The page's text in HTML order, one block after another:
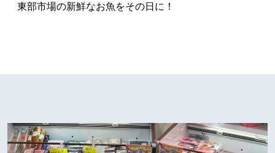
東部市場の新鮮なお魚をその日に！